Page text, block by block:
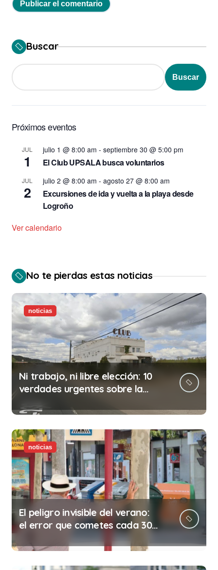
Buscar
Buscar
Próximos eventos
JUL
1
julio 1 @ 8:00 am - septiembre 30 @ 5:00 pm
El Club UPSALA busca voluntarios
JUL
2
julio 2 @ 8:00 am - agosto 27 @ 8:00 am
Excursiones de ida y vuelta a la playa desde
Logroño
Ver calendario
No te pierdas estas noticias
noticias
Ni trabajo, ni libre elección: 10
verdades urgentes sobre la
noticias
El peligro invisible del verano:
el error que cometes cada 30
minutos en tu trabajo (y la
ilegalidad que te puede costar
la vida)